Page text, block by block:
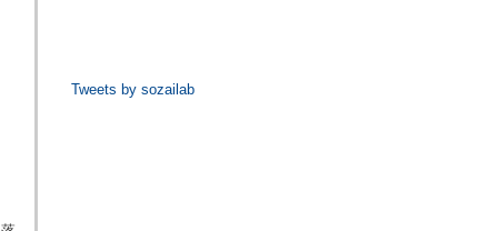
Tweets by sozailab